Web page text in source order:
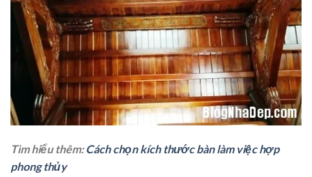
Tìm hiểu thêm:Cách chọn kích thước bàn làm việc hợp
phong thủy